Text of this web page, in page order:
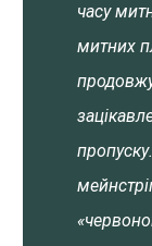
часу
митних